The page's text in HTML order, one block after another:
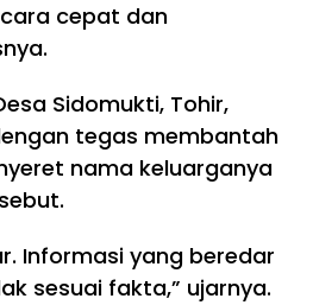
cepat dan
Sidomukti, Tohir,
tegas membantah
nama keluarganya
Informasi yang beredar
sesuai fakta,” ujarnya.